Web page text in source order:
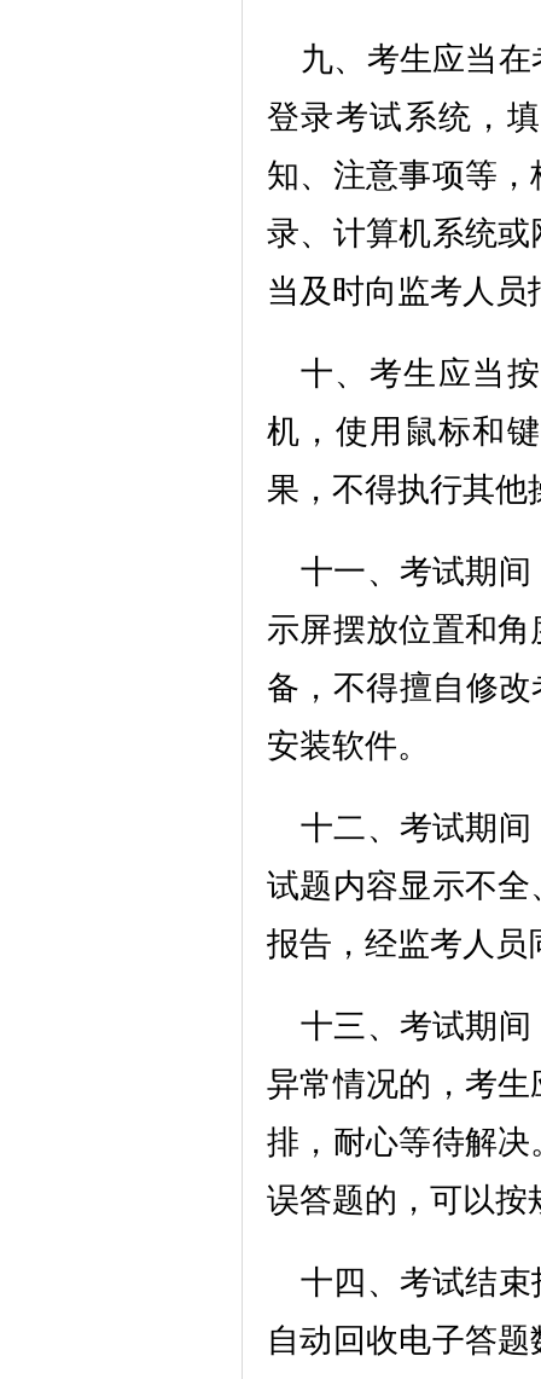
九、考生应当
登录考试系统，
知、注意事项等
录、计算机系统
当及时向监考人员
十、考生应当
机，使用鼠标和
果，不得执行其他
十一、考试期
示屏摆放位置和
备，不得擅自修
安装软件。
十二、考试期
试题内容显示不
报告，经监考人员
十三、考试期
异常情况的，考
排，耐心等待解
误答题的，可以按
十四、考试结
自动回收电子答